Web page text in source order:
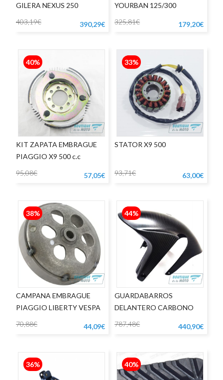
GILERA NEXUS 250
403,19€
390,29€
YOURBAN 125/300
325,81€
179,20€
40%
KIT ZAPATA EMBRAGUE
PIAGGIO X9 500 c.c
95,08€
57,05€
33%
STATOR X9 500
93,71€ 63,00€
38%
CAMPANA EMBRAGUE
PIAGGIO LIBERTY VESPA
70,88€ 44,09€
44%
GUARDABARROS
DELANTERO CARBONO
787,48€ 440,90€
36% 40%